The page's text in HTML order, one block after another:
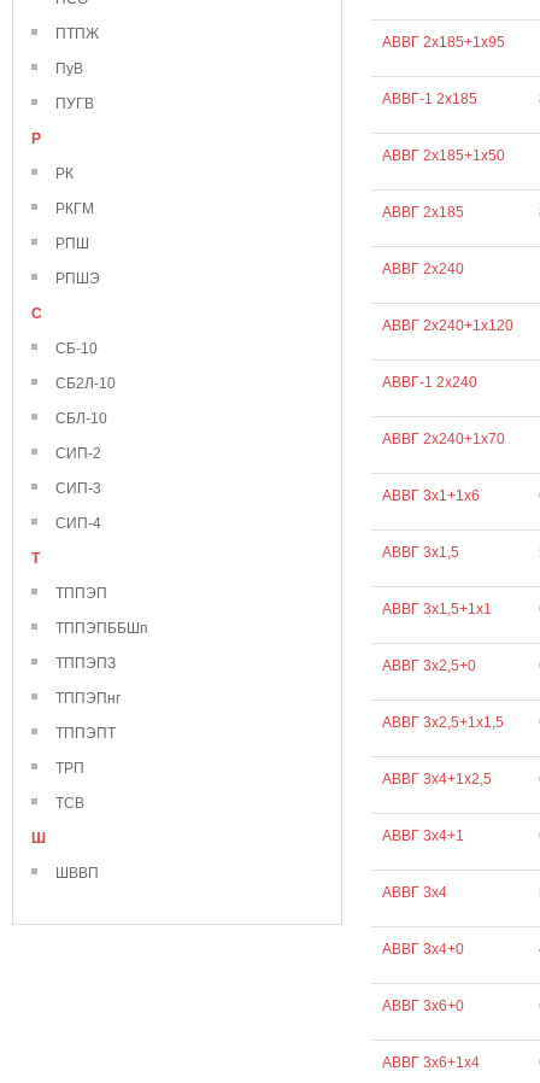
ПТПЖ
ПуВ
ПУГВ
Р
РК
РКГМ
РПШ
РПШЭ
С
СБ-10
СБ2Л-10
СБЛ-10
СИП-2
СИП-3
СИП-4
Т
ТППЭП
ТППЭПББШп
ТППЭПЗ
ТППЭПнг
ТППЭПТ
ТРП
ТСВ
Ш
ШВВП
АВВГ 2х185+1х95
АВВГ-1 2х185
АВВГ 2х185+1х50
АВВГ 2х185
АВВГ 2х240
АВВГ 2х240+1х120
АВВГ-1 2х240
АВВГ 2х240+1х70
АВВГ 3х1+1х6
АВВГ 3х1,5
АВВГ 3х1,5+1х1
АВВГ 3х2,5+0
АВВГ 3х2,5+1х1,5
АВВГ 3х4+1х2,5
АВВГ 3х4+1
АВВГ 3х4
АВВГ 3х4+0
АВВГ 3х6+0
АВВГ 3х6+1х4